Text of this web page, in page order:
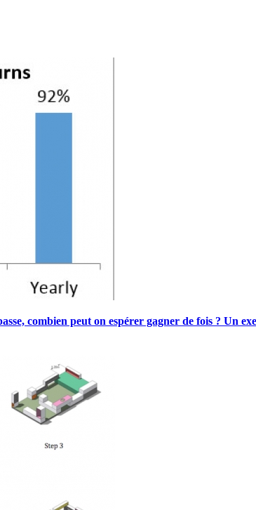
combien peut on espérer gagner de fois ? Un